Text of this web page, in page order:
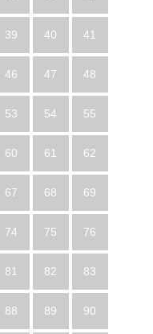
39 40 41
46 47 48
53 54 55
60 61 62
67 68 69
74 75 76
81 82 83
88 89 90